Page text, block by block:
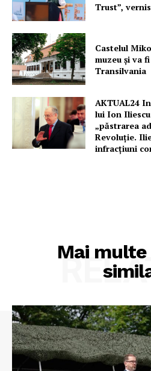
Trust”,
Castelul
muzeu şi va
Transilvania
AKTUAL24
lui Ion
„păstrarea
Revoluție.
infracțiuni
Mai